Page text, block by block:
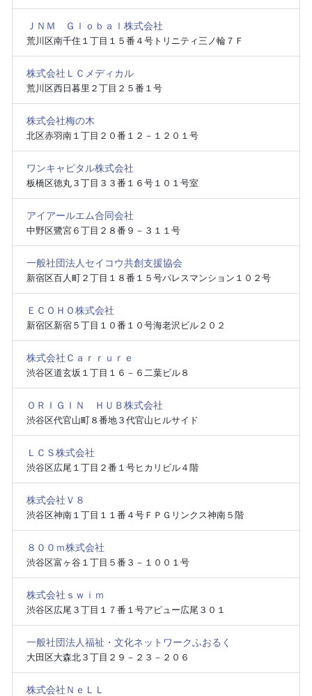
ＪＮＭ Ｇｌｏｂａｌ株式会社
荒川区南千住１丁目１５番４号トリニティ三ノ輪７Ｆ
株式会社ＬＣメディカル
荒川区西日暮里２丁目２５番１号
株式会社梅の木
北区赤羽南１丁目２０番１２－１２０１号
ワンキャピタル株式会社
板橋区徳丸３丁目３３番１６号１０１号室
アイアールエム合同会社
中野区鷺宮６丁目２８番９－３１１号
一般社団法人セイコウ共創支援協会
新宿区百人町２丁目１８番１５号パレスマンション１０２号
ＥＣＯＨＯ株式会社
新宿区新宿５丁目１０番１０号海老沢ビル２０２
株式会社Ｃａｒｒｕｒｅ
渋谷区道玄坂１丁目１６－６二葉ビル８
ＯＲＩＧＩＮ ＨＵＢ株式会社
渋谷区代官山町８番地３代官山ヒルサイド
ＬＣＳ株式会社
渋谷区広尾１丁目２番１号ヒカリビル４階
株式会社Ｖ８
渋谷区神南１丁目１１番４号ＦＰＧリンクス神南５階
８００ｍ株式会社
渋谷区富ヶ谷１丁目５番３－１００１号
株式会社ｓｗｉｍ
渋谷区広尾３丁目１７番１号アピュー広尾３０１
一般社団法人福祉・文化ネットワークふおるく
大田区大森北３丁目２９－２３－２０６
株式会社ＮｅＬＬ